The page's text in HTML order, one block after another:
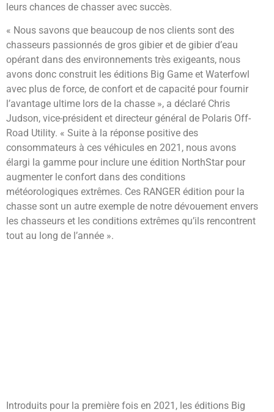
leurs chances de chasser avec succès.
« Nous savons que beaucoup de nos clients sont des
chasseurs passionnés de gros gibier et de gibier d’eau
opérant dans des environnements très exigeants, nous
avons donc construit les éditions Big Game et Waterfowl
avec plus de force, de confort et de capacité pour fournir
l’avantage ultime lors de la chasse », a déclaré Chris
Judson, vice-président et directeur général de Polaris Off-
Road Utility. « Suite à la réponse positive des
consommateurs à ces véhicules en 2021, nous avons
élargi la gamme pour inclure une édition NorthStar pour
augmenter le confort dans des conditions
météorologiques extrêmes. Ces RANGER édition pour la
chasse sont un autre exemple de notre dévouement envers
les chasseurs et les conditions extrêmes qu’ils rencontrent
tout au long de l’année ».
Introduits pour la première fois en 2021, les éditions Big